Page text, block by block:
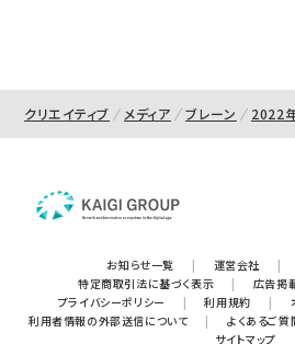
クリエイティブ メディア ブレーン 2022
お知らせ一覧 | 運営会社 |
特定商取引法に基づく表示
| 広告掲
プライバシーポリシー
| 利用規約 |
利用者情報の外部送信について
| よくあるご質
サイトマップ